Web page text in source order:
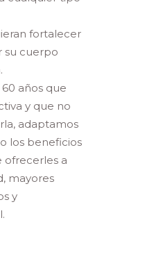
fortalecer
su cuerpo
años que
y que no
adaptamos
los beneficios
a
mayores
y